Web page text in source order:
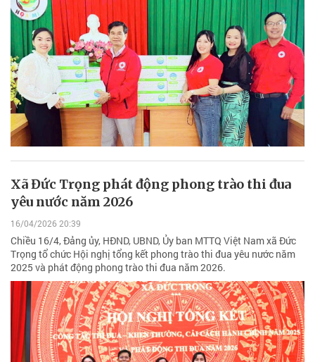
Xã Đức Trọng phát động phong trào thi đua
yêu nước năm 2026
16/04/2026 20:39
Chiều 16/4, Đảng ủy, HĐND, UBND, Ủy ban MTTQ Việt Nam xã Đức
Trọng tổ chức Hội nghị tổng kết phong trào thi đua yêu nước năm
2025 và phát động phong trào thi đua năm 2026.